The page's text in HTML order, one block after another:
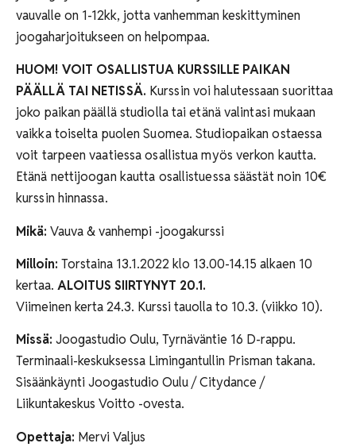
vauvalle on 1-12kk, jotta vanhemman keskittyminen
joogaharjoitukseen on helpompaa.
HUOM! VOIT OSALLISTUA KURSSILLE PAIKAN
PÄÄLLÄ TAI NETISSÄ. Kurssin voi halutessaan suorittaa
joko paikan päällä studiolla tai etänä valintasi mukaan
vaikka toiselta puolen Suomea. Studiopaikan ostaessa
voit tarpeen vaatiessa osallistua myös verkon kautta.
Etänä nettijoogan kautta osallistuessa säästät noin 10€
kurssin hinnassa.
Mikä: Vauva & vanhempi -joogakurssi
Milloin: Torstaina 13.1.2022 klo 13.00-14.15 alkaen 10
kertaa. ALOITUS SIIRTYNYT 20.1.
Viimeinen kerta 24.3. Kurssi tauolla to 10.3. (viikko 10).
Missä: Joogastudio Oulu, Tyrnäväntie 16 D-rappu.
Terminaali-keskuksessa Limingantullin Prisman takana.
Sisäänkäynti Joogastudio Oulu / Citydance /
Liikuntakeskus Voitto -ovesta.
Opettaja: Mervi Valjus